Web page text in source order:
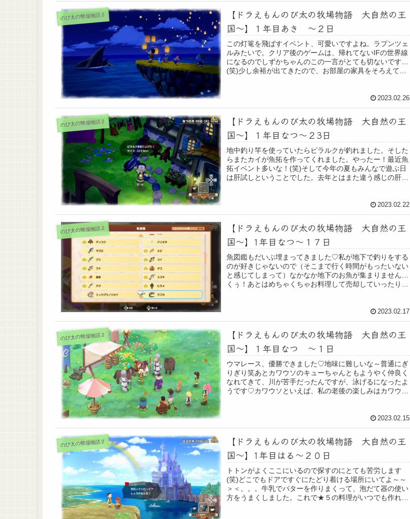
のび太の牧場物語２
【ドラえもんのび太の牧場物語 大自然の王
国～】１年目あき ～２日
この灯篭を飛ばすイベント、可愛いですよね。ラプンツェ
ルみたいで。クリア後のゲームは、帰れてないIFの世界線
になるのでしずかちゃんのこの一言がとても切ないです…
(笑)少し余裕が出てきたので、お部屋の家具をそろえて完
2023.02.26
のび太の牧場物語２
【ドラえもんのび太の牧場物語 大自然の王
国～】１年目なつ～２3日
地中釣り竿を使っていたらピラルクが釣れました。そした
らまたカイが魚拓を作ってくれました。やったー！最近魚
拓イベント多いな！(笑)そして今年の夏もみんなで遊ぶ日
は肝試しということでした。去年とはまた違う感じの肝試
2023.02.22
のび太の牧場物語２
【ドラえもんのび太の牧場物語 大自然の王
国～】1年目なつ～１７日
魚図鑑もだいぶ埋まってきました♡私が地下で釣りをする
のが好きじゃないので（そこまで行く時間がもったいない
と感じてしまって）なかなか地下のお魚が集まりません…
くぅ！あとはめちゃくちゃお料理して売却していったりも
2023.02.17
のび太の牧場物語２
【ドラえもんのび太の牧場物語 大自然の王
国～】１年目なつ ～１日
ウマレース、優勝できました♡地味に難しいな～普通にぎ
りぎり笑あとカワウソのキューちゃんともようやく仲良く
なれてきて、川が苦手だったんですが、泳げるになったよ
うです♡カワウソといえば、私の老後の楽しみはカワウソ
2023.02.15
のび太の牧場物語２
【ドラえもんのび太の牧場物語 大自然の王
国～】1年目はる～２０日
トトンがよくここにいるので探すのにとても苦労します
(笑)どこでもドアですぐにたどり着ける場所にいてよ～～
＞＜。。。牛乳でバターを作りまくって、泡だて器の使い
方をうまくしました。これで★５の料理がいつでも作れま